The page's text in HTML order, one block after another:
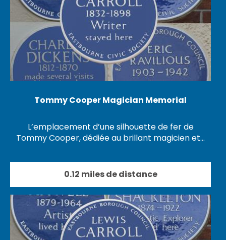
Tommy Cooper Magician Memorial
L’emplacement d’une silhouette de fer de
Tommy Cooper, dédiée au brillant magicien et…
0.12 miles de distance